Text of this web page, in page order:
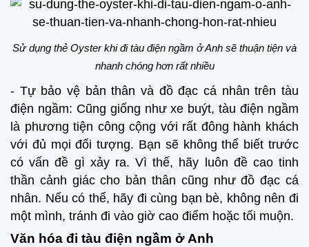
Sử dụng thẻ Oyster khi đi tàu điện ngầm ở Anh sẽ thuận tiện và
nhanh chóng hơn rất nhiều
- Tự bảo vệ bản thân và đồ đạc cá nhân trên tàu
điện ngầm: Cũng giống như xe buýt, tàu điện ngầm
là phương tiện công cộng với rất đông hành khách
với đủ mọi đối tượng. Bạn sẽ không thể biết trước
có vấn đề gì xảy ra. Vì thế, hãy luôn đề cao tinh
thần cảnh giác cho bản thân cũng như đồ đạc cá
nhân. Nếu có thể, hãy đi cùng bạn bè, không nên đi
một mình, tránh đi vào giờ cao điểm hoặc tối muộn.
Văn hóa đi tàu điện ngầm ở Anh